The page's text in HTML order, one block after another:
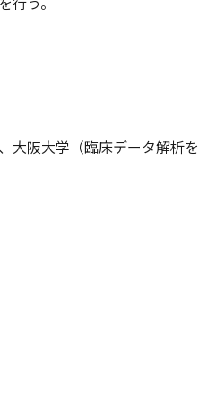
大阪大学（臨床データ解析を